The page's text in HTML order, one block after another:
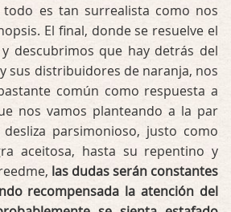
todo es tan surrealista como nos
El final, donde se resuelve el
descubrimos que hay detrás del
sus distribuidores de naranja, nos
común como respuesta a
nos vamos planteando a la par
parsimonioso, justo como
aceitosa, hasta su repentino y
las dudas serán constantes
recompensada la atención del